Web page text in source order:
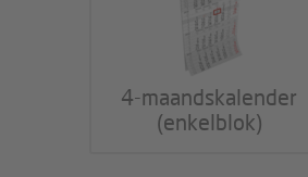
4-maandskalender
(enkelblok)